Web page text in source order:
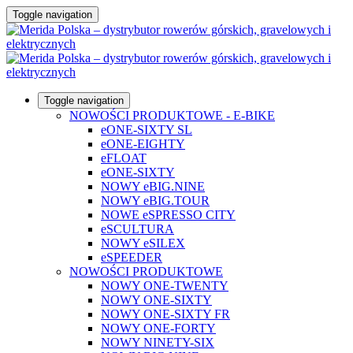
Toggle navigation
Toggle navigation
NOWOŚCI PRODUKTOWE - E-BIKE
eONE-SIXTY SL
eONE-EIGHTY
eFLOAT
eONE-SIXTY
NOWY eBIG.NINE
NOWY eBIG.TOUR
NOWE eSPRESSO CITY
eSCULTURA
NOWY eSILEX
eSPEEDER
NOWOŚCI PRODUKTOWE
NOWY ONE-TWENTY
NOWY ONE-SIXTY
NOWY ONE-SIXTY FR
NOWY ONE-FORTY
NOWY NINETY-SIX